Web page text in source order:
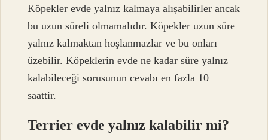
Köpekler evde yalnız kalmaya alışabilirler ancak
bu uzun süreli olmamalıdır. Köpekler uzun süre
yalnız kalmaktan hoşlanmazlar ve bu onları
üzebilir. Köpeklerin evde ne kadar süre yalnız
kalabileceği sorusunun cevabı en fazla 10
saattir.
Terrier evde yalnız kalabilir mi?